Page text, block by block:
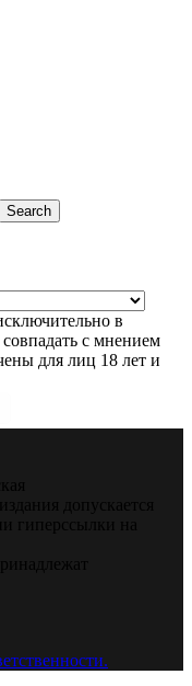
Search
в
с мнением
для лиц 18 лет и
допускается
гиперссылки на